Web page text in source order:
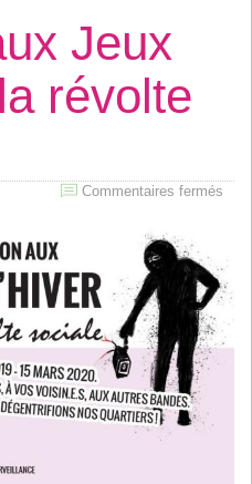
Jeux
révolte
Commentaires fermés
de